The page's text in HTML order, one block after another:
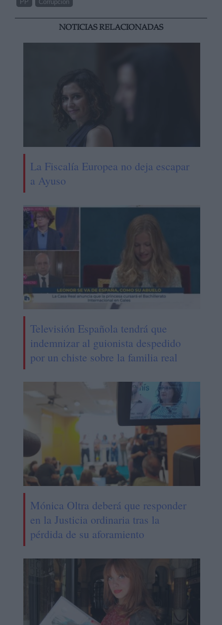
PP
Corrupción
NOTICIAS RELACIONADAS
La Fiscalía Europea no deja escapar
a Ayuso
Televisión Española tendrá que
indemnizar al guionista despedido
por un chiste sobre la familia real
Mónica Oltra deberá que responder
en la Justicia ordinaria tras la
pérdida de su aforamiento